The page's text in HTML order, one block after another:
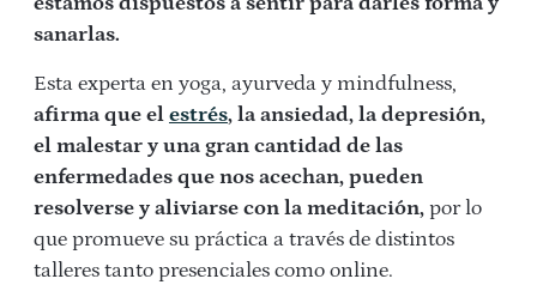
sanarlas.
Esta experta en yoga, ayurveda y mindfulness,
afirma que el estrés, la ansiedad, la depresión,
el malestar y una gran cantidad de las
enfermedades que nos acechan, pueden
resolverse y aliviarse con la meditación, por lo
que promueve su práctica a través de distintos
talleres tanto presenciales como online.